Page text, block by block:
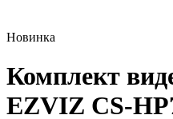
Новинка
Комплект
EZVIZ CS-